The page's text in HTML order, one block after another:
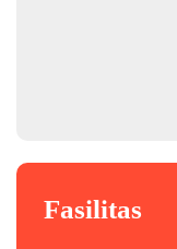
Fasilitas